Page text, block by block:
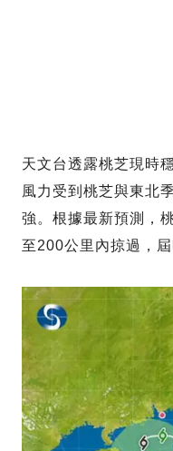
天文台透露桃芝現時
風力受到桃芝與東北
強。根據最新預測，
至200公里內掠過，